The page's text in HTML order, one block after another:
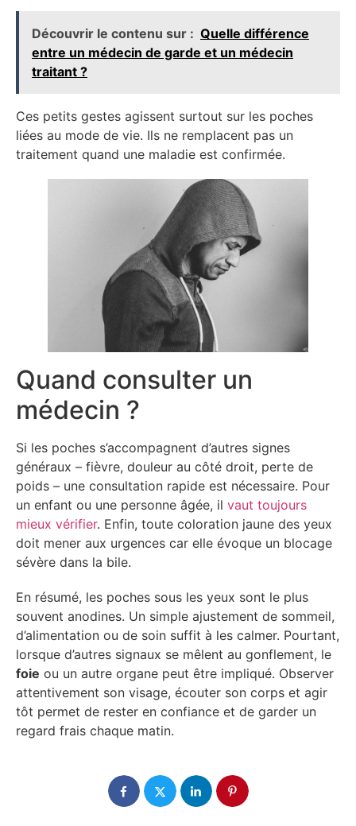
Découvrir le contenu sur : Quelle différence
entre un médecin de garde et un médecin
traitant ?
Ces petits gestes agissent surtout sur les poches
liées au mode de vie. Ils ne remplacent pas un
traitement quand une maladie est confirmée.
Quand consulter un
médecin ?
Si les poches s’accompagnent d’autres signes
généraux – fièvre, douleur au côté droit, perte de
poids – une consultation rapide est nécessaire. Pour
un enfant ou une personne âgée, il vaut toujours
mieux vérifier. Enfin, toute coloration jaune des yeux
doit mener aux urgences car elle évoque un blocage
sévère dans la bile.
En résumé, les poches sous les yeux sont le plus
souvent anodines. Un simple ajustement de sommeil,
d’alimentation ou de soin suffit à les calmer. Pourtant,
lorsque d’autres signaux se mêlent au gonflement, le
foie ou un autre organe peut être impliqué. Observer
attentivement son visage, écouter son corps et agir
tôt permet de rester en confiance et de garder un
regard frais chaque matin.